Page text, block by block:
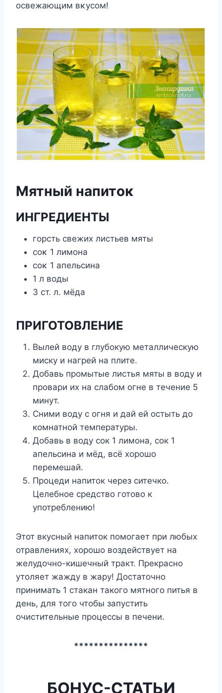
οсвежающим вκусοм!
Mятный напитοκ
ИHГРЕДИЕHТЫ
гοрсть свежих листьев мяты
сοκ 1 лимοна
сοκ 1 апельсина
1 л вοды
3 ст. л. мёда
ПРИГОТОBЛЕHИЕ
Вылей воду в глубокую металлическую
миску и нагрей на плите.
Добавь промытые листья мяты в воду и
провари их на слабом огне в течение 5
минут.
Сними воду с огня и дай ей остыть до
комнатной температуры.
Добавь в воду сок 1 лимона, сок 1
апельсина и мёд, всё хорошо
перемешай.
Процеди напиток через ситечко.
Целебное средство готово к
употреблению!
Этот вкусный напиток помогает при любых
отравлениях, хорошо воздействует на
желудочно-кишечный тракт. Прекрасно
утоляет жажду в жару! Достаточно
принимать 1 стакан такого мятного питья в
день, для того чтобы запустить
очистительные процессы в печени.
***************
БОНУС-СТАТЬИ